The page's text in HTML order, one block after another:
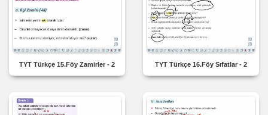
TYT Türkçe 15.Föy Zamirler - 2 TYT Türkçe 16.Föy Sıfatlar - 2